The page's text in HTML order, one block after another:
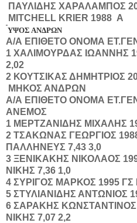
ΠΑΥΛΙΔΗΣ ΧΑΡΑΛΑΜΠΟΣ
MITCHELL KRIER 1988 A
ΥΨΟΣ ΑΝΔΡΩΝ
Α/Α ΕΠΙΘΕΤΟ ΟΝΟΜΑ
1 ΧΑΛΙΜΟΥΡΔΑΣ ΙΩΑΝΝΗΣ
2,02
2 ΚΟΥΤΣΙΚΑΣ ΔΗΜΗΤΡΙΟΣ
ΜΗΚΟΣ ΑΝΔΡΩΝ
Α/Α ΕΠΙΘΕΤΟ ΟΝΟΜΑ
ΑΝΕΜΟΣ
1 ΜΕΡΤΖΑΝΙΔΗΣ ΜΙΧΑΛΗΣ
2 ΤΣΑΚΩΝΑΣ ΓΕΩΡΓΙΟΣ
ΠΑΛΛΗΝΕΥΣ 7,43 3,0
3 ΞΕΝΙΚΑΚΗΣ ΝΙΚΟΛΑΟΣ
ΝΙΚΗΣ 7,36 1,0
4 ΣΥΡΙΓΟΣ ΜΑΡΚΟΣ 1995 ΓΣ
5 ΣΤΥΛΙΑΝΙΔΗΣ ΑΝΤΩΝΙΟΣ
6 ΣΑΡΑΚΗΣ ΚΩΝΣΤΑΝΤΙΝΟΣ
ΝΙΚΗΣ 7,07 2,2